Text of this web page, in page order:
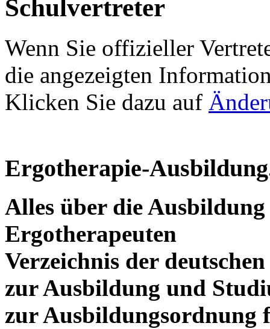
Schulvertreter
Wenn Sie offizieller
die angezeigten
Klicken Sie dazu auf
Ergotherapie-
Alles über die
Ergotherapeuten
Verzeichnis der
zur Ausbildung und
zur Ausbildungsordnung